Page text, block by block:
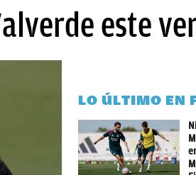
este
LO ÚLTIMO EN